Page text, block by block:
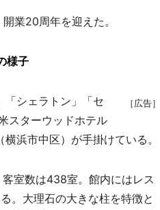
業20周年を迎えた。
様子
［広告］
シェラトン」「セ
スターウッドホテル
浜市中区）が手掛けている。
室数は438室。館内にはレス
。大理石の大きな柱を特徴と